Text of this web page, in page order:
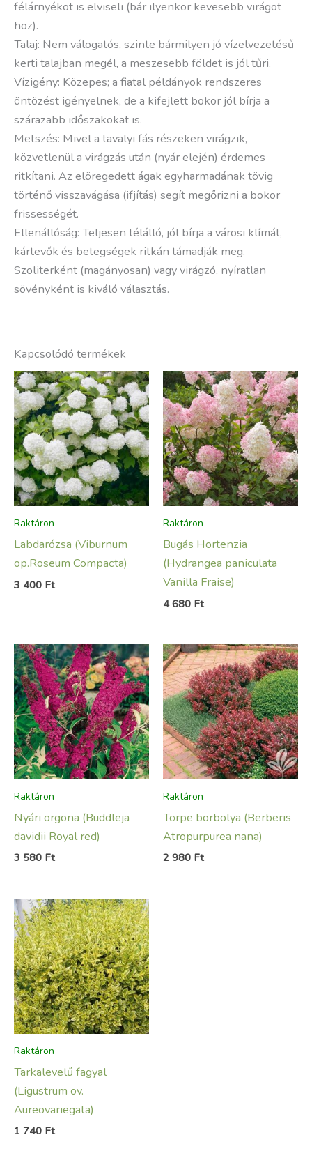
félárnyékot is elviseli (bár ilyenkor kevesebb virágot
hoz).
Talaj: Nem válogatós, szinte bármilyen jó vízelvezetésű
kerti talajban megél, a meszesebb földet is jól tűri.
Vízigény: Közepes; a fiatal példányok rendszeres
öntözést igényelnek, de a kifejlett bokor jól bírja a
szárazabb időszakokat is.
Metszés: Mivel a tavalyi fás részeken virágzik,
közvetlenül a virágzás után (nyár elején) érdemes
ritkítani. Az elöregedett ágak egyharmadának tövig
történő visszavágása (ifjítás) segít megőrizni a bokor
frissességét.
Ellenállóság: Teljesen télálló, jól bírja a városi klímát,
kártevők és betegségek ritkán támadják meg.
Szoliterként (magányosan) vagy virágzó, nyíratlan
sövényként is kiváló választás.
Kapcsolódó termékek
Raktáron
Labdarózsa (Viburnum
op.Roseum Compacta)
3 400 Ft
Raktáron
Bugás Hortenzia
(Hydrangea paniculata
Vanilla Fraise)
4 680 Ft
Raktáron
Nyári orgona (Buddleja
davidii Royal red)
3 580 Ft
Raktáron
Törpe borbolya (Berberis
Atropurpurea nana)
2 980 Ft
Raktáron
Tarkalevelű fagyal
(Ligustrum ov.
Aureovariegata)
1 740 Ft